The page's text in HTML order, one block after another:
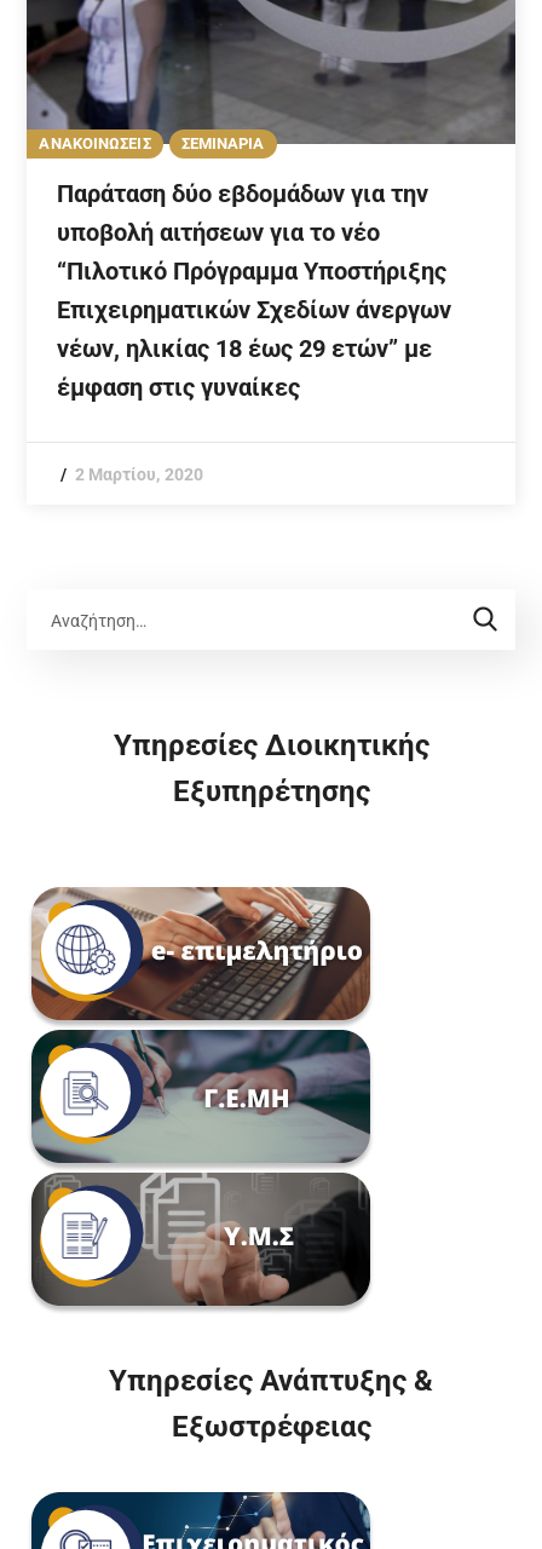
ΑΝΑΚΟΙΝΩΣΕΙΣ ΣΕΜΙΝΑΡΙΑ
Παράταση δύο εβδομάδων για την
υποβολή αιτήσεων για το νέο
“Πιλοτικό Πρόγραμμα Υποστήριξης
Επιχειρηματικών Σχεδίων άνεργων
νέων, ηλικίας 18 έως 29 ετών” με
έμφαση στις γυναίκες
2 Μαρτίου, 2020
Υπηρεσίες Διοικητικής
Εξυπηρέτησης
Υπηρεσίες Ανάπτυξης &
Εξωστρέφειας